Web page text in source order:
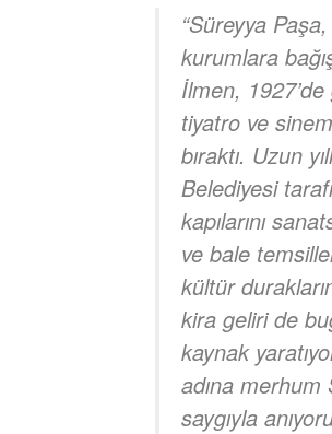
“Süreyya Paşa,
kurumlara
İlmen, 1927’de
tiyatro ve
bıraktı. Uzun
Belediyesi
kapılarını
ve bale
kültür
kira geliri de
kaynak
adına
saygıyla